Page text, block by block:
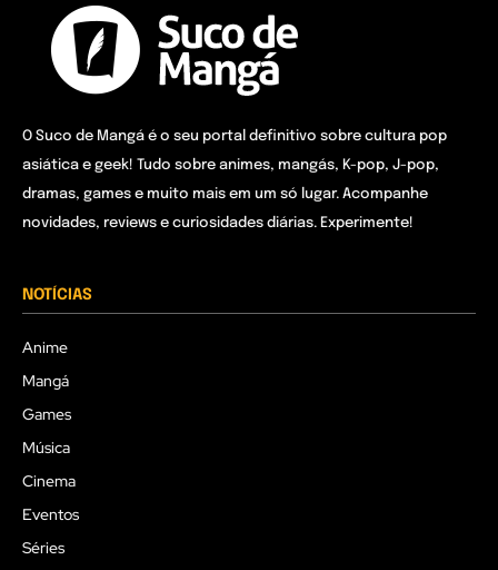
O Suco de Mangá é o seu portal definitivo sobre cultura pop
asiática e geek! Tudo sobre animes, mangás, K-pop, J-pop,
dramas, games e muito mais em um só lugar. Acompanhe
novidades, reviews e curiosidades diárias. Experimente!
NOTÍCIAS
Anime
Mangá
Games
Música
Cinema
Eventos
Séries